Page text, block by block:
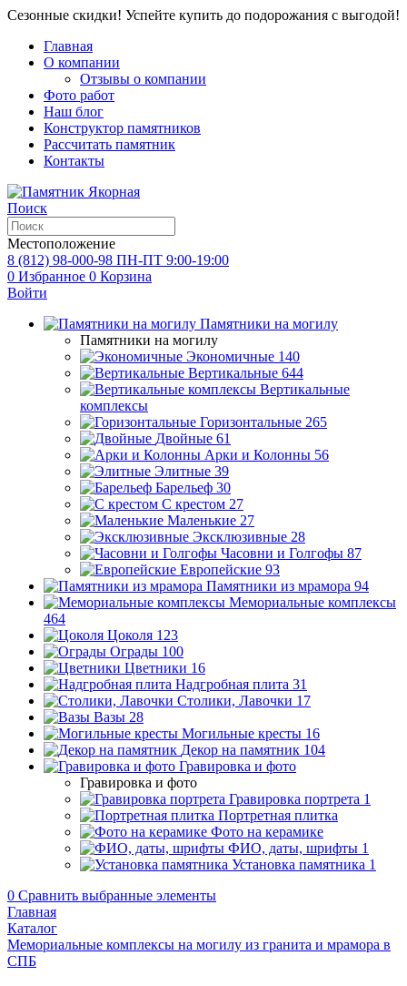
Сезонные скидки! Успейте купить до подорожания с выгодой!
Главная
О компании
Отзывы о компании
Фото работ
Наш блог
Конструктор памятников
Рассчитать памятник
Контакты
Поиск
Местоположение
8 (812) 98-000-98 ПН-ПТ 9:00-19:00
0 Избранное 0 Корзина
Войти
Памятники на могилу
Памятники на могилу
Экономичные 140
Вертикальные 644
Вертикальные
комплексы
Горизонтальные 265
Двойные 61
Арки и Колонны 56
Элитные 39
Барельеф 30
С крестом 27
Маленькие 27
Эксклюзивные 28
Часовни и Голгофы 87
Европейские 93
Памятники из мрамора 94
Мемориальные комплексы
464
Цоколя 123
Ограды 100
Цветники 16
Надгробная плита 31
Столики, Лавочки 17
Вазы 28
Могильные кресты 16
Декор на памятник 104
Гравировка и фото
Гравировка и фото
Гравировка портрета 1
Портретная плитка
Фото на керамике
ФИО, даты, шрифты 1
Установка памятника 1
0 Сравнить выбранные элементы
Главная
Каталог
Мемориальные комплексы на могилу из гранита и мрамора в
СПБ